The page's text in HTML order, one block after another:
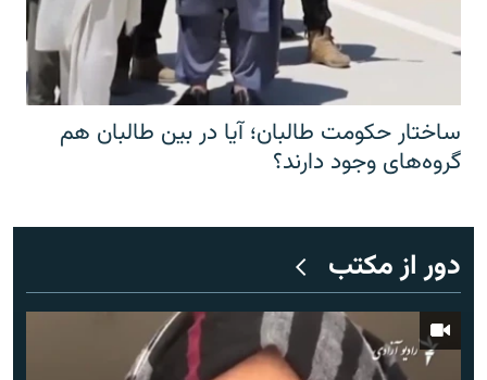
ساختار حکومت طالبان؛ آیا در بین طالبان هم
گروه‌های وجود دارند؟
دور از مکتب